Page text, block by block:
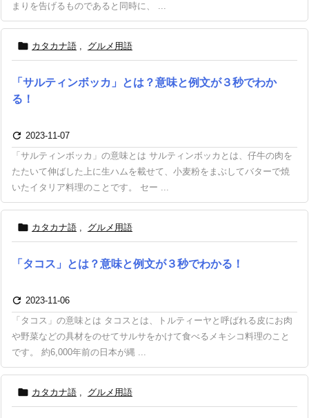
まりを告げるものであると同時に、 ...
 カタカナ語 , グルメ用語
「サルティンボッカ」とは？意味と例文が３秒でわか
る！
 2023-11-07
「サルティンボッカ」の意味とは サルティンボッカとは、仔牛の肉を
たたいて伸ばした上に生ハムを載せて、小麦粉をまぶしてバターで焼
いたイタリア料理のことです。 セー ...
 カタカナ語 , グルメ用語
「タコス」とは？意味と例文が３秒でわかる！
 2023-11-06
「タコス」の意味とは タコスとは、トルティーヤと呼ばれる皮にお肉
や野菜などの具材をのせてサルサをかけて食べるメキシコ料理のこと
です。 約6,000年前の日本が縄 ...
 カタカナ語 , グルメ用語